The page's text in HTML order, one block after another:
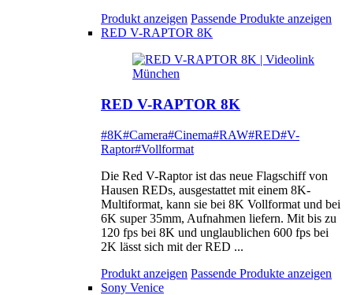
Produkt anzeigen Passende Produkte anzeigen
RED V-RAPTOR 8K
RED V-RAPTOR 8K
#8K#Camera#Cinema#RAW#RED#V-
Raptor#Vollformat
Die Red V-Raptor ist das neue Flagschiff von
Hausen REDs, ausgestattet mit einem 8K-
Multiformat, kann sie bei 8K Vollformat und bei
6K super 35mm, Aufnahmen liefern. Mit bis zu
120 fps bei 8K und unglaublichen 600 fps bei
2K lässt sich mit der RED ...
Produkt anzeigen Passende Produkte anzeigen
Sony Venice